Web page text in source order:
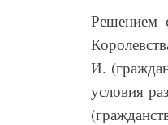
Решением
И.
условия